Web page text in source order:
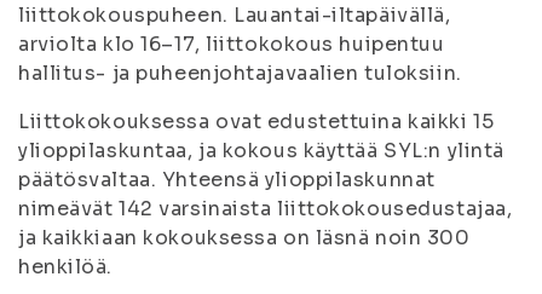
liittokokouspuheen. Lauantai-iltapäivällä,
arviolta klo 16–17, liittokokous huipentuu
hallitus- ja puheenjohtajavaalien tuloksiin.
Liittokokouksessa ovat edustettuina kaikki 15
ylioppilaskuntaa, ja kokous käyttää SYL:n ylintä
päätösvaltaa. Yhteensä ylioppilaskunnat
nimeävät 142 varsinaista liittokokousedustajaa,
ja kaikkiaan kokouksessa on läsnä noin 300
henkilöä.